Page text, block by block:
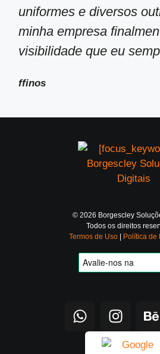
uniformes e diversos
minha empresa
visibilidade que eu
ffinos
© 2026 Borgescley
Todos os direitos
Termos de Uso | Política de